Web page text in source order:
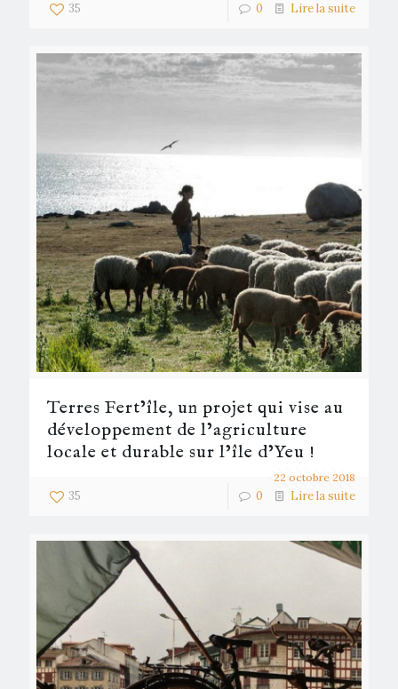
35 0 Lire la suite
22 octobre 2018
Terres Fert’île, un projet qui vise au
développement de l’agriculture
locale et durable sur l’île d’Yeu !
35 0 Lire la suite